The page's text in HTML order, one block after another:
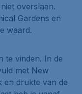
overslaan.
Gardens en
waard.
te vinden. In de
met New
en drukte van de